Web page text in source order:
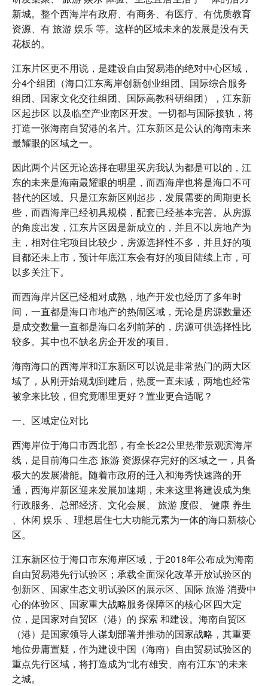
新城。整个西海岸有政府、有商务、有医疗、有优质教育
资源、有 旅游 娱乐 等。这样的区域未来的发展是没有天
花板的。
江东片区更不用说，是建设自由贸易港的绝对中心区域，
分4个组团（海口江东离岸创新创业组团、国际综合服务
组团、国家文化交往组团、国际高教科研组团），江东新
区起步区 以及临空产业南区开发。一切都与国际接轨，将
打造一张海南自贸港的名片。江东新区是公认的海南未来
最耀眼的区域之一。
因此两个片区无论选择在哪里买房我认为都是可以的，江
东的未来是海南最耀眼的明星，而西海岸也将是海口不可
替代的区域。只是江东新区刚起步，发展需要的周期更长
些，而西海岸已经初具规模，配套已经基本完善。从房源
的角度出发，江东片区因是新成立的，并且不以房地产为
主，相对住宅项目比较少，房源选择性不多，并且好的项
目都还未上市，预计年底江东会有好的项目陆续上市，可
以多关注下。
而西海岸片区已经相对成熟，地产开发也经历了多年时
间，一直都是海口市地产的热闹区域，无论是房源数量还
是成交数量一直都是海口名列前茅的，房源可供选择性比
较多。其中也不缺名房企开发的项目。
海南海口的西海岸和江东新区可以说是非常热门的两大区
域了，从刚开始规划到建后，热度一直未减，两地也经常
被拿来比较，但究竟哪里更好？置业更合适呢？
一、区域定位对比
西海岸位于海口市西北部，有全长22公里热带景观滨海岸
线，是目前海口生态 旅游 资源保存完好的区域之一，具备
极大的发展潜能。随着市政府的迁入和海秀快速路的开
通，西海岸新区迎来发展加速期，未来这里将建设成为集
行政服务、总部经济、文化会展、 旅游 度假、 健康 养生
、休闲 娱乐 、理想居住七大功能元素为一体的海口新核心
区。
江东新区位于海口市东海岸区域，于2018年公布成为海南
自由贸易港先行试验区；承载全面深化改革开放试验区的
创新区、国家生态文明试验区的展示区、国际 旅游 消费中
心的体验区、国家重大战略服务保障区的核心区四大定
位，是国家对自贸区（港）的 探索 和建设。海南自贸区
（港）是国家领导人谋划部署并推动的国家战略，其重要
地位毋庸置疑，作为建设中国（海南）自由贸易试验区的
重点先行区域，将打造成为“北有雄安、南有江东”的未来
之城。